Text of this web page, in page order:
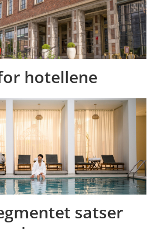
hotellene
satser